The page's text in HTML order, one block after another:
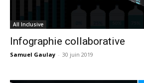
All Inclusive
Infographie collaborative
Samuel Gaulay - 30 juin 2019